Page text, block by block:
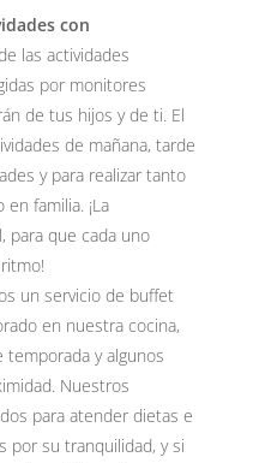
con
las actividades
por monitores
de tus hijos y de ti. El
de mañana, tarde
y para realizar tanto
familia. ¡La
para que cada uno
un servicio de buffet
en nuestra cocina,
y algunos
Nuestros
para atender dietas e
por su tranquilidad, y si